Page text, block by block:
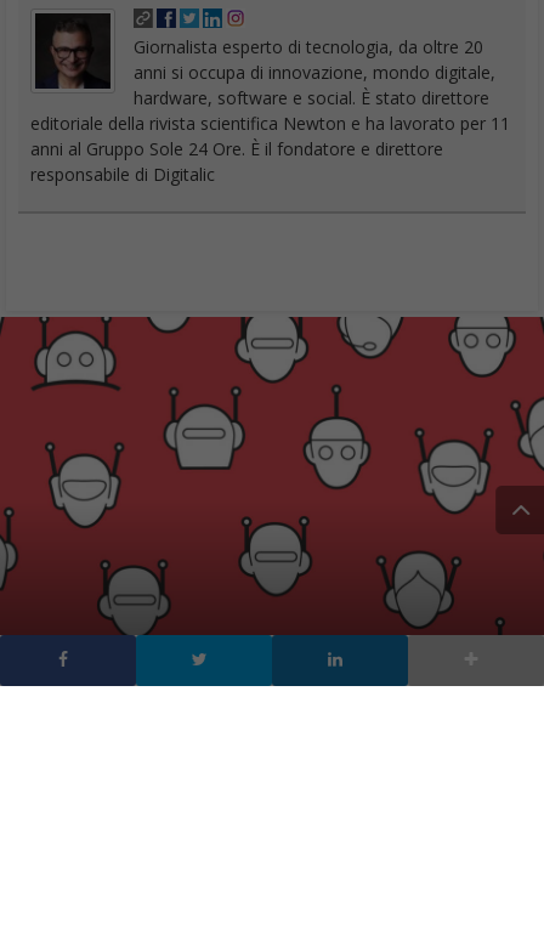
Giornalista esperto di tecnologia, da oltre 20
anni si occupa di innovazione, mondo digitale,
hardware, software e social. È stato direttore
editoriale della rivista scientifica Newton e ha lavorato per 11
anni al Gruppo Sole 24 Ore. È il fondatore e direttore
responsabile di Digitalic